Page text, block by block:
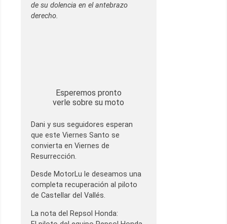
de su dolencia en el antebrazo
derecho.
Esperemos pronto
verle sobre su moto
Dani y sus seguidores esperan
que este Viernes Santo se
convierta en Viernes de
Resurrección.
Desde MotorLu le deseamos una
completa recuperación al piloto
de Castellar del Vallés.
La nota del Repsol Honda: